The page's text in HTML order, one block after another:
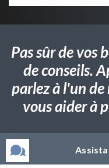
Pas sûr de vos
de conseils.
parlez à l'un
vous aider à